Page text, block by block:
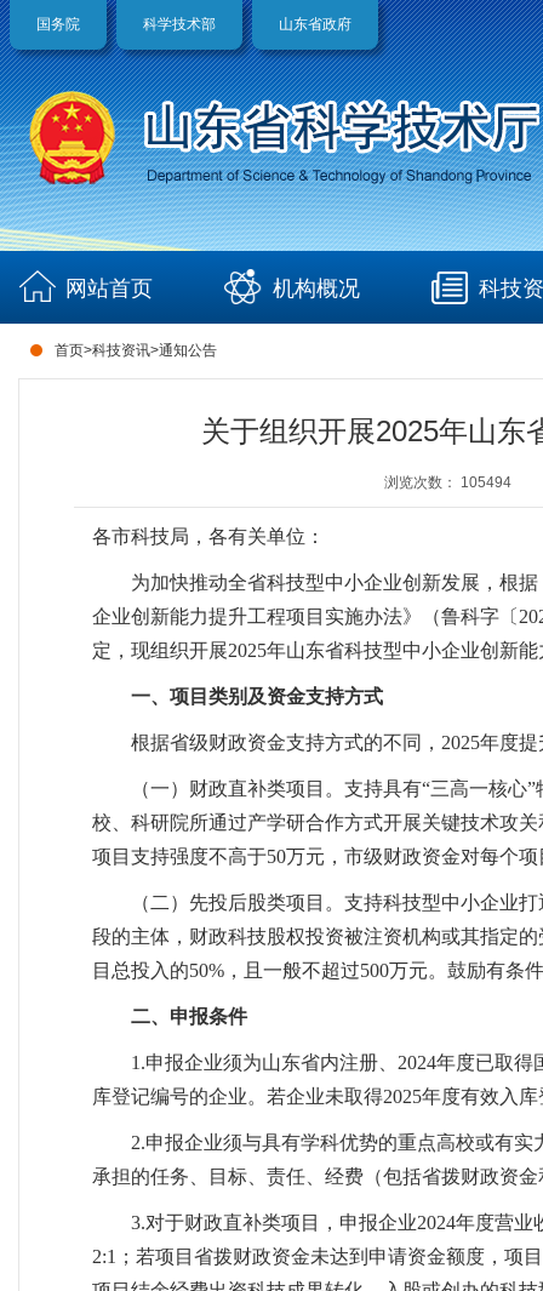
国务院 科学技术部 山东省政府
网站首页 机构概况 科技
首页>科技资讯>通知公告
关于组织开展2025年山东
浏览次数： 105494
各市科技局，各有关单位：
为加快推动全省科技型中小企业创新发展，根
企业创新能力提升工程项目实施办法》（鲁科字〔
定，现组织开展2025年山东省科技型中小企业创新
一、项目类别及资金支持方式
根据省级财政资金支持方式的不同，2025年度
（一）财政直补类项目。支持具有“三高一核
校、科研院所通过产学研合作方式开展关键技术攻
项目支持强度不高于50万元，市级财政资金对每个
（二）先投后股类项目。支持科技型中小企业
段的主体，财政科技股权投资被注资机构或其指定
目总投入的50%，且一般不超过500万元。鼓励有条
二、申报条件
1.申报企业须为山东省内注册、2024年度已取
库登记编号的企业。若企业未取得2025年度有效入
2.申报企业须与具有学科优势的重点高校或有
承担的任务、目标、责任、经费（包括省拨财政资
3.对于财政直补类项目，申报企业2024年度营
2:1；若项目省拨财政资金未达到申请资金额度，项